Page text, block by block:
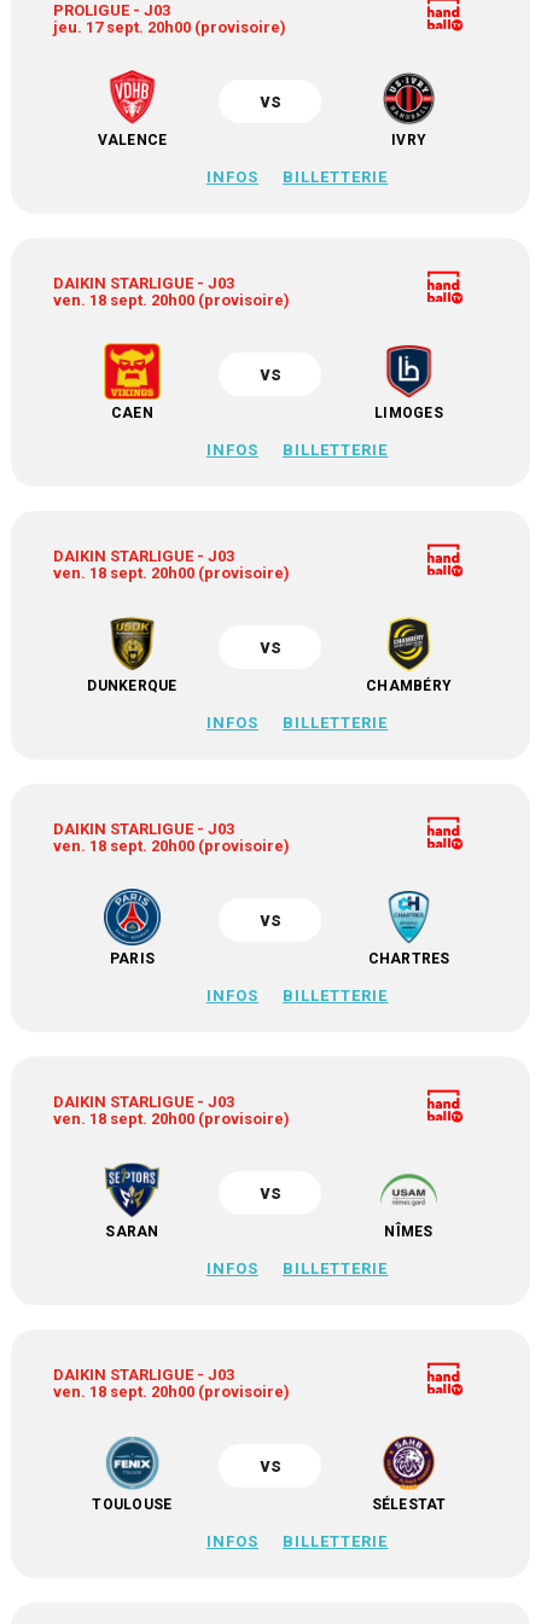
PROLIGUE - J03
jeu. 17 sept. 20h00 (provisoire)
VALENCE
vs
IVRY
INFOS BILLETTERIE
DAIKIN STARLIGUE - J03
ven. 18 sept. 20h00 (provisoire)
CAEN
vs
LIMOGES
INFOS BILLETTERIE
DAIKIN STARLIGUE - J03
ven. 18 sept. 20h00 (provisoire)
DUNKERQUE
vs
CHAMBÉRY
INFOS BILLETTERIE
DAIKIN STARLIGUE - J03
ven. 18 sept. 20h00 (provisoire)
PARIS
vs
CHARTRES
INFOS BILLETTERIE
DAIKIN STARLIGUE - J03
ven. 18 sept. 20h00 (provisoire)
SARAN
vs
NÎMES
INFOS BILLETTERIE
DAIKIN STARLIGUE - J03
ven. 18 sept. 20h00 (provisoire)
TOULOUSE
vs
SÉLESTAT
INFOS BILLETTERIE